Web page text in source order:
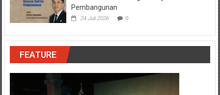
Pembangunan
24 Juli 2026 0
FEATURE